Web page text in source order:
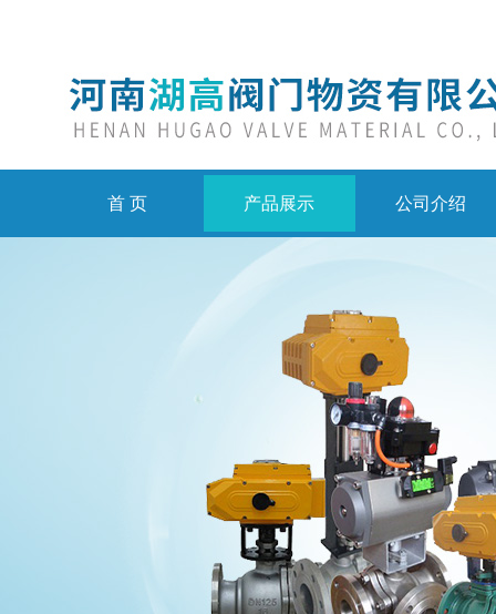
首 页 产品展示 公司介绍